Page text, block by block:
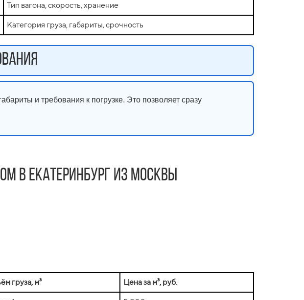
Тип вагона, скорость, хранение
Категория груза, габариты, срочность
и требования к погрузке. Это позволяет сразу
в Екатеринбург из Москвы
груза, м³ Цена за м³, руб.